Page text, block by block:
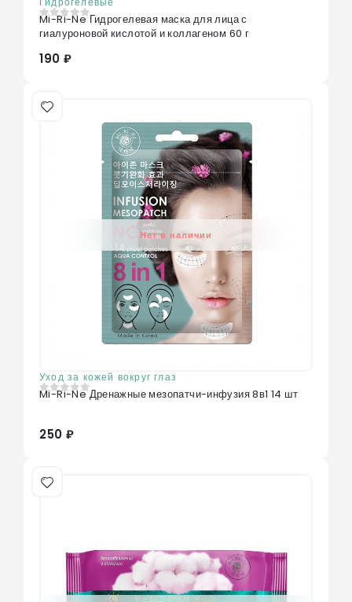
0из 5
Mi-Ri-Ne Гидрогелевая маска для лица с
гиалуроновой кислотой и коллагеном 60 г
190 ₽
Нет в наличии
Уход за кожей вокруг глаз
0из 5
Mi-Ri-Ne Дренажные мезопатчи-инфузия 8в1 14 шт
250 ₽